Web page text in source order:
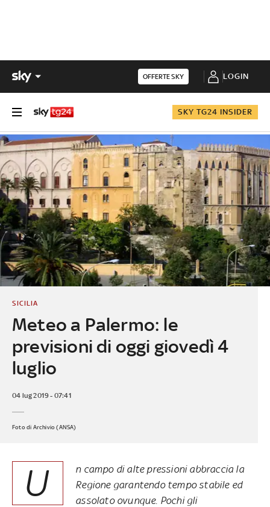
OFFERTE SKY LOGIN
SKY TG24 INSIDER
Meteo a Palermo: le
previsioni di oggi giovedì 4
luglio
SICILIA
04 lug 2019 - 07:41
Foto di Archivio (ANSA)
U
n campo di alte pressioni abbraccia la
Regione garantendo tempo stabile ed
assolato ovunque. Pochi gli